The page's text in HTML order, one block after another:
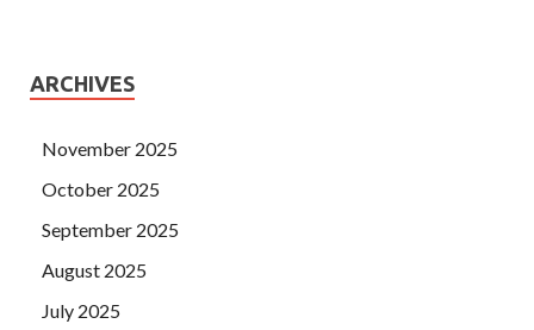
ARCHIVES
November 2025
October 2025
September 2025
August 2025
July 2025